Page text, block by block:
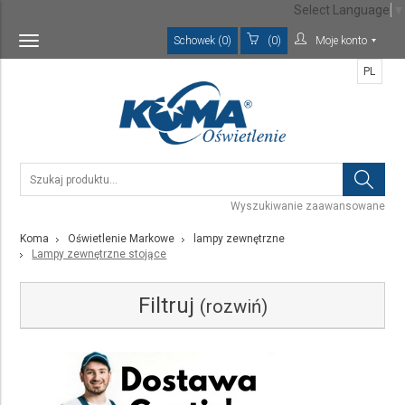
Toggle
navigation
Schowek (0) (0) Moje konto
Wyszukiwanie zaawansowane
PL
Koma Oświetlenie Markowe
lampy zewnętrzne
Lampy zewnętrzne stojące
Filtruj (rozwiń)
Kategoria
Select Language